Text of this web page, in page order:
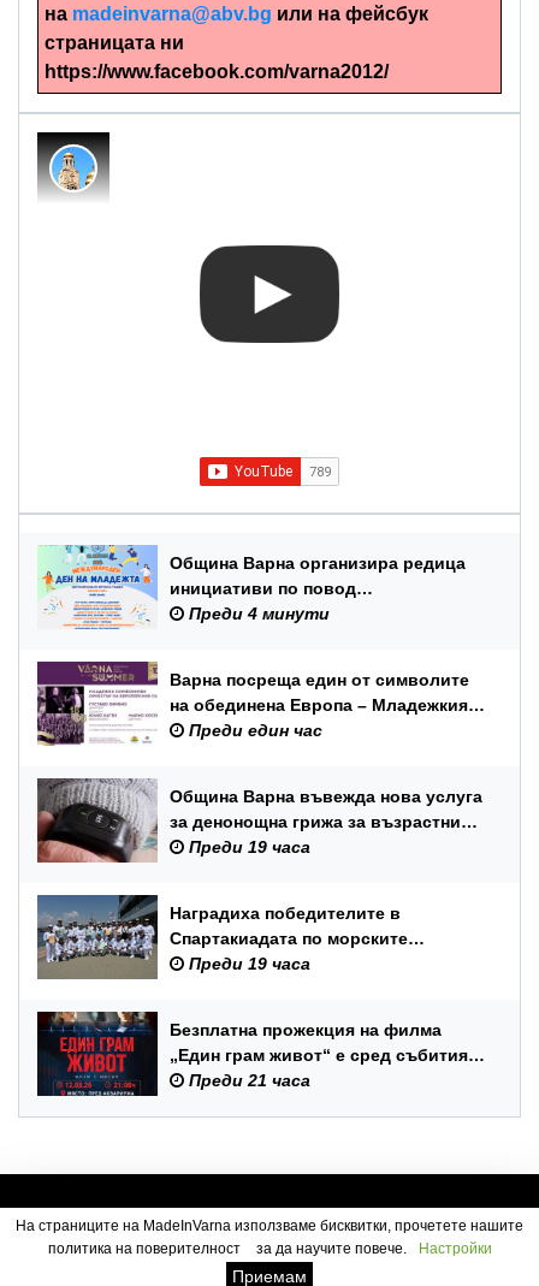
на madeinvarna@abv.bg или на фейсбук
страницата ни
https://www.facebook.com/varna2012/
Община Варна организира редица
инициативи по повод
Международния ден на младежта –
Преди 4 минути
Варна посреща един от символите
на обединена Европа – Младежкия
симфоничен оркестър на ЕС
Преди един час
Община Варна въвежда нова услуга
за денонощна грижа за възрастни
хора и лица с трайни увреждания
Преди 19 часа
Наградиха победителите в
Спартакиадата по морските
спортове на Военноморските сили
Преди 19 часа
Безплатна прожекция на филма
„Един грам живот“ е сред събитията
за Международния ден на младежта
Преди 21 часа
Посетители:1
На страниците на MadeInVarna използваме бисквитки, прочетете нашите
политика на поверителност
за да научите повече. Настройки
Приемам